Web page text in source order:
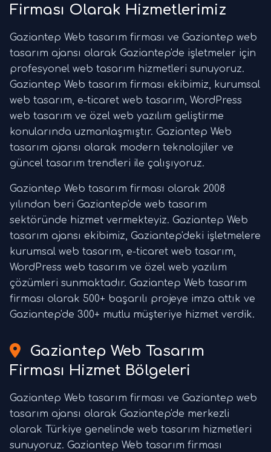
Firması Olarak Hizmetlerimiz
Gaziantep Web tasarım firması ve Gaziantep web
tasarım ajansı olarak Gaziantep'de işletmeler için
profesyonel web tasarım hizmetleri sunuyoruz.
Gaziantep Web tasarım firması ekibimiz, kurumsal
web tasarım, e-ticaret web tasarım, WordPress
web tasarım ve özel web yazılım geliştirme
konularında uzmanlaşmıştır. Gaziantep Web
tasarım ajansı olarak modern teknolojiler ve
güncel tasarım trendleri ile çalışıyoruz.
Gaziantep Web tasarım firması olarak 2008
yılından beri Gaziantep'de web tasarım
sektöründe hizmet vermekteyiz. Gaziantep Web
tasarım ajansı ekibimiz, Gaziantep'deki işletmelere
kurumsal web tasarım, e-ticaret web tasarım,
WordPress web tasarım ve özel web yazılım
çözümleri sunmaktadır. Gaziantep Web tasarım
firması olarak 500+ başarılı projeye imza attık ve
Gaziantep'de 300+ mutlu müşteriye hizmet verdik.
Gaziantep Web Tasarım
Firması Hizmet Bölgeleri
Gaziantep Web tasarım firması ve Gaziantep web
tasarım ajansı olarak Gaziantep'de merkezli
olarak Türkiye genelinde web tasarım hizmetleri
sunuyoruz. Gaziantep Web tasarım firması